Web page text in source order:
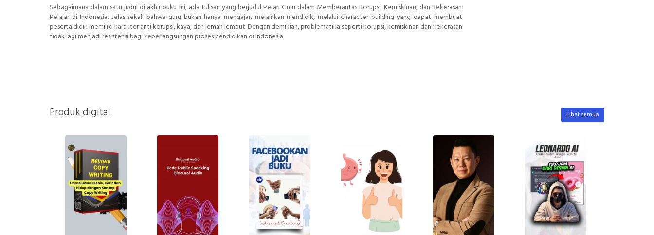
Sebagaimana dalam satu judul di akhir buku ini, ada tulisan yang berjudul Peran Guru dalam Memberantas Korupsi, Kemiskinan, dan Kekerasan
Pelajar di Indonesia. Jelas sekali bahwa guru bukan hanya mengajar, melainkan mendidik, melalui character building yang dapat membuat
peserta didik memiliki karakter anti korupsi, kaya, dan lemah lembut. Dengan demikian, problematika seperti korupsi, kemiskinan dan kekerasan
tidak lagi menjadi resistensi bagi keberlangsungan proses pendidikan di Indonesia.
Produk digital Lihat semua